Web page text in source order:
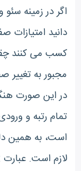
اگر در زمینه
دانید
کسب می کنند
در این صورت
تمام رتبه و
است، به همین